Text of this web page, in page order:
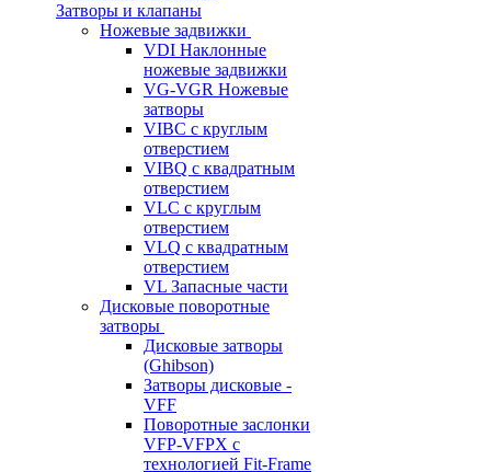
Затворы и клапаны
Ножевые задвижки
VDI Наклонные
ножевые задвижки
VG-VGR Ножевые
затворы
VIBC с круглым
отверстием
VIBQ с квадратным
отверстием
VLC с круглым
отверстием
VLQ с квадратным
отверстием
VL Запасные части
Дисковые поворотные
затворы
Дисковые затворы
(Ghibson)
Затворы дисковые -
VFF
Поворотные заслонки
VFP-VFPX с
технологией Fit-Frame